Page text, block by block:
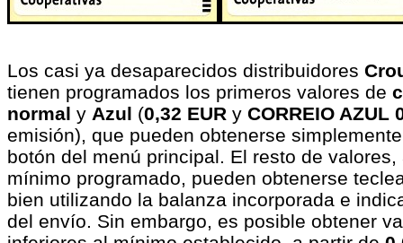
Los casi ya desaparecidos distribuidores
tienen programados los primeros valores de
normal y Azul (0,32 EUR y CORREIO AZUL
emisión), que pueden obtenerse
botón del menú principal. El resto de
mínimo programado, pueden obtenerse
bien utilizando la balanza incorporada e
del envío. Sin embargo, es posible obtener